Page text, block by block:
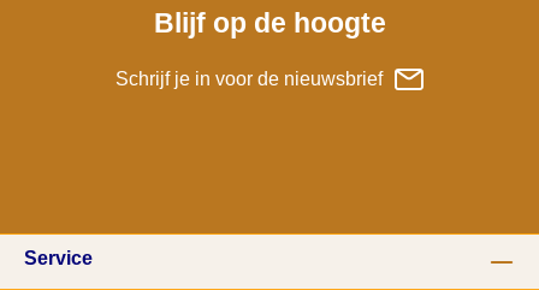
Blijf op de hoogte
Schrijf je in voor de nieuwsbrief
Service